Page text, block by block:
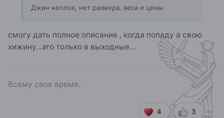
Джин неплох, нет размера, веса и цены.
смогу дать полное описание , когда попаду а свою
хижину...это только в выходные...
4 3
Всему свое время.